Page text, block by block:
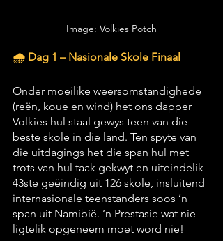
Image: Volkies Potch
🌧️ Dag 1 – Nasionale Skole Finaal
Onder moeilike weersomstandighede
(reën, koue en wind) het ons dapper
Volkies hul staal gewys teen van die
beste skole in die land. Ten spyte van
die uitdagings het die span hul met
trots van hul taak gekwyt en uiteindelik
43ste geëindig uit 126 skole, insluitend
internasionale teenstanders soos ’n
span uit Namibië. ’n Prestasie wat nie
ligtelik opgeneem moet word nie!